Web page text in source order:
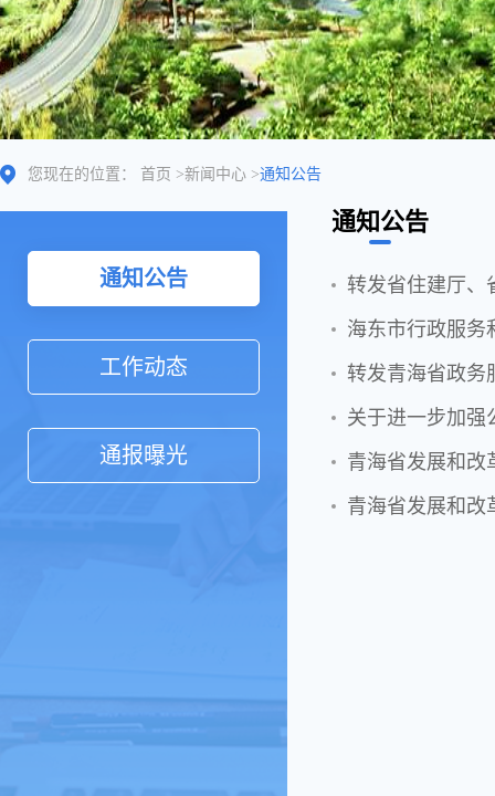
您现在的位置： 首页 >新闻中心 >通知公告
通知公告
工作动态
通报曝光
通知公告
海东市行政服务
转发青海省政务
关于进一步加强
青海省发展和改
青海省发展和改